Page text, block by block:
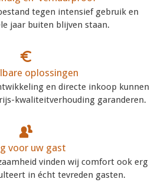
tegen intensief gebruik en
jaar buiten blijven staan.
oplossingen
en directe inkoop kunnen
kwaliteitverhouding garanderen.
voor uw gast
vinden wij comfort ook erg
in écht tevreden gasten.